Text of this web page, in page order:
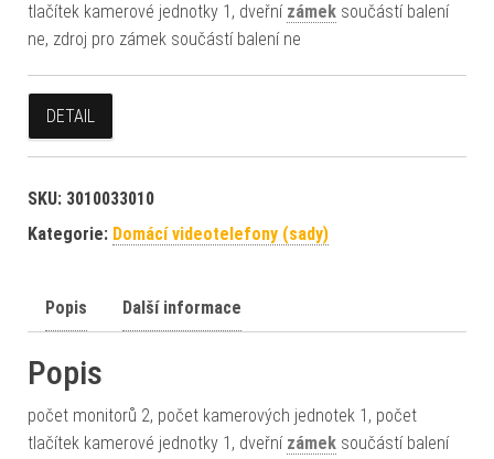
tlačítek kamerové jednotky 1, dveřní zámek součástí balení
ne, zdroj pro zámek součástí balení ne
DETAIL
SKU: 3010033010
Kategorie: Domácí videotelefony (sady)
Popis Další informace
Popis
počet monitorů 2, počet kamerových jednotek 1, počet
tlačítek kamerové jednotky 1, dveřní zámek součástí balení